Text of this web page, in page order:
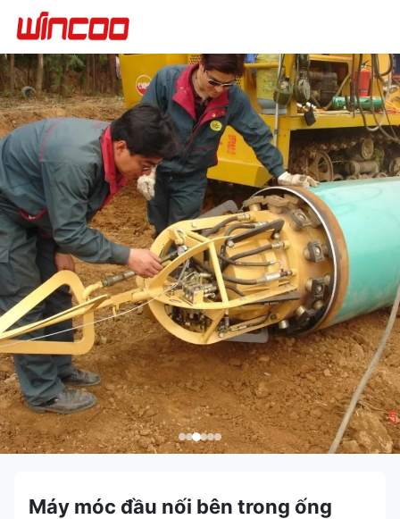
Máy móc đầu nối bên trong ống